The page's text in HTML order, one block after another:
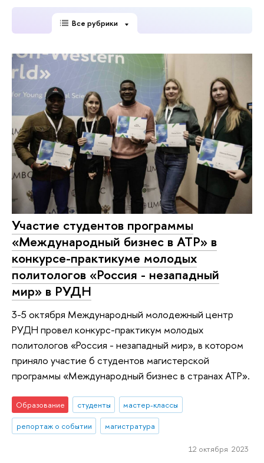
Все рубрики
Участие студентов программы
«Международный бизнес в АТР» в
конкурсе-практикуме молодых
политологов «Россия - незападный
мир» в РУДН
3-5 октября Международный молодежный центр
РУДН провел конкурс-практикум молодых
политологов «Россия - незападный мир», в котором
приняло участие 6 студентов магистерской
программы «Международный бизнес в странах АТР».
Образование студенты
мастер-классы
репортаж о событии
магистратура
12 октября 2023